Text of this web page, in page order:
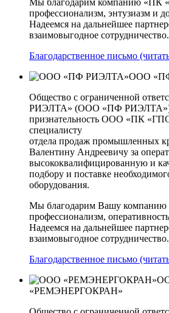
Мы благодарим компанию «ПК
профессионализм, энтузиазм и
Надеемся на дальнейшее
взаимовыгодное сотрудничество.
Благодарственное письмо
ООО
Общество с ограниченной
РИЭЛТА» (ООО «ПФ РИЭЛТА»)
признательность ООО «ПК
специалисту
отдела продаж промышленных
Валентину Андреевичу за
высококвалифицированную и
подбору и поставке
оборудования.
Мы благодарим Вашу
профессионализм,
Надеемся на дальнейшее
взаимовыгодное сотрудничество.
Благодарственное письмо
«РЕМЭНЕРГОКРАН»